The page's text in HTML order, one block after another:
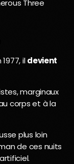
Three
ildevient
marginaux
corps et à la
plus loin
de ces nuits